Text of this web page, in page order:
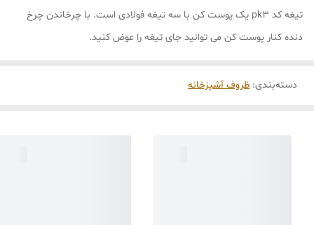
تیغه کد pk3 یک پوست کن با سه تیغه فولادی است. با چرخاندن چرخ
دنده کنار پوست کن می توانید جای تیغه را عوض کنید.
دسته‌بندی: ظروف آشپزخانه